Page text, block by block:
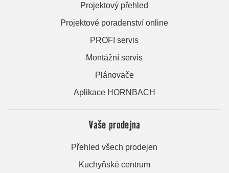
Projektový přehled
Projektové poradenství online
PROFI servis
Montážní servis
Plánovače
Aplikace HORNBACH
Vaše prodejna
Přehled všech prodejen
Kuchyňské centrum